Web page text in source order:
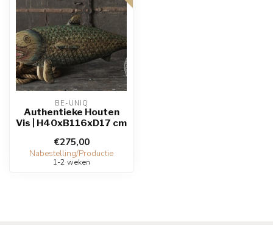
BE-UNIQ
Authentieke Houten
Vis | H40xB116xD17 cm
€275,00
Nabestelling/Productie
1-2 weken